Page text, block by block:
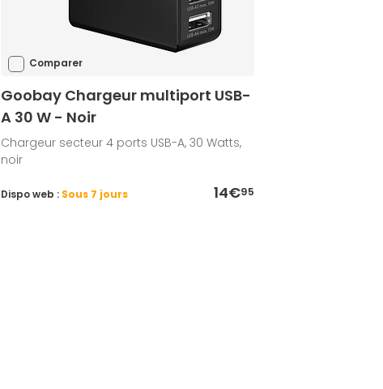
Comparer
Goobay Chargeur multiport USB-
A 30 W - Noir
Chargeur secteur 4 ports USB-A, 30 Watts,
noir
14€95
Dispo web : Sous 7 jours